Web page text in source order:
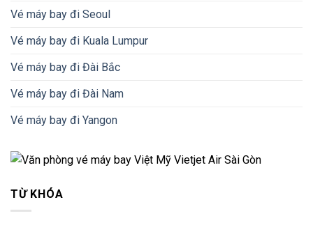
Vé máy bay đi Seoul
Vé máy bay đi Kuala Lumpur
Vé máy bay đi Đài Bắc
Vé máy bay đi Đài Nam
Vé máy bay đi Yangon
TỪ KHÓA